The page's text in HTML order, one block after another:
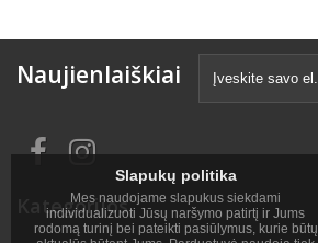
Naujienlaiškiai
Kategorijos
Slapukų politika
Mes naudojame slapukus siekdami
individualizuoti Jūsų naršymo patirtį ir Jums
rodomą turinį bei pateikti pasiūlymus, kurie būtų